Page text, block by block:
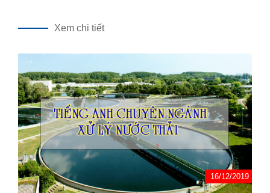
Xem chi tiết
16/12/2019